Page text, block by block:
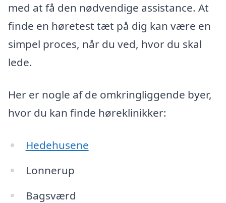
med at få den nødvendige assistance. At
finde en høretest tæt på dig kan være en
simpel proces, når du ved, hvor du skal
lede.
Her er nogle af de omkringliggende byer,
hvor du kan finde høreklinikker:
Hedehusene
Lonnerup
Bagsværd